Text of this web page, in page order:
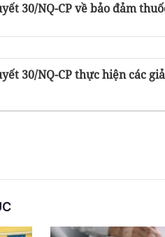
30/NQ-CP về bảo đảm
30/NQ-CP thực hiện các